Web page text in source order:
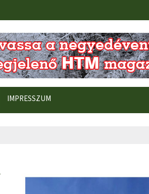
IMPRESSZUM